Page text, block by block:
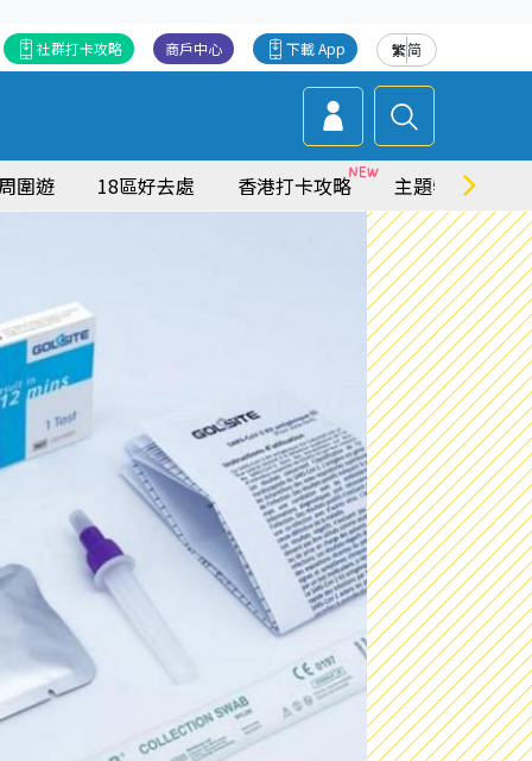
繁简
下載 App
商戶中心
社群打卡攻略
圍遊 18區好去處 香港打卡攻略 主題特集